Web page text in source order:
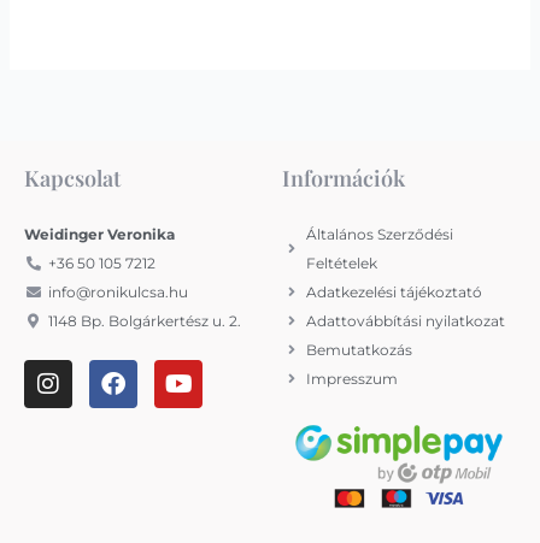
Kapcsolat
Weidinger Veronika
+36 50 105 7212
info@ronikulcsa.hu
1148 Bp. Bolgárkertész u. 2.
I
n
F
a
Y
o
Információk
Általános Szerződési
Feltételek
Adatkezelési tájékoztató
Adattovábbítási nyilatkozat
Bemutatkozás
Impresszum